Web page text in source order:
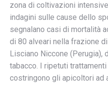
zona di coltivazioni
indagini sulle cause dello
segnalano casi di mortalità
di 80 alveari nella frazione
Lisciano Niccone (Perugia),
tabacco. I ripetuti
costringono gli apicoltori ad